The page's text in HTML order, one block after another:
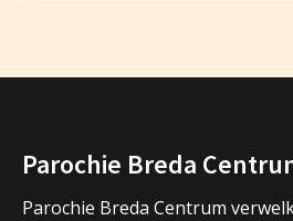
Parochie Breda
Parochie Breda Centrum